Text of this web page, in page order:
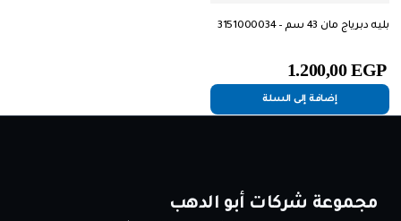
بليه دبرياج مان 43 سم – 3151000034
1.200,00EGP
إضافة إلى السلة
مجموعة شركات أبو الدهب